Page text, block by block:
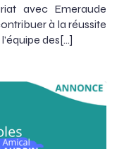
avec Emeraude
à la réussite
des[…]